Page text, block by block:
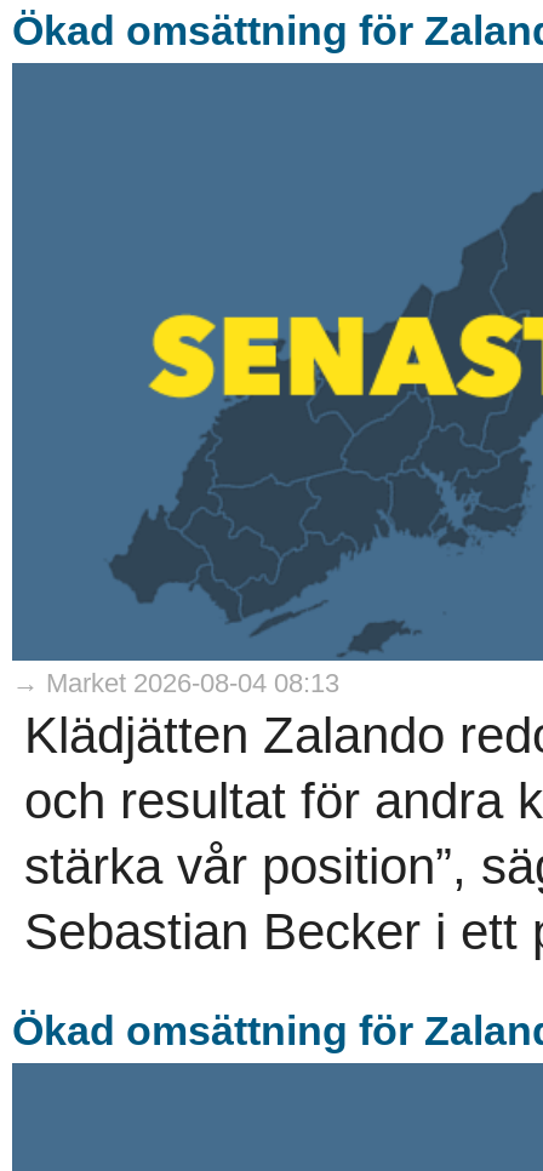
Ökad omsättning för
→ Market 2026-08-04 08:13
Klädjätten Zalando
och resultat för andra
stärka vår position”,
Sebastian Becker i ett
Ökad omsättning för